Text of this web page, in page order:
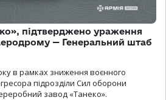
підтверджено ураження
— Генеральний штаб
в рамках зниження воєнного
підрозділи Сил оборони
завод «Танеко».